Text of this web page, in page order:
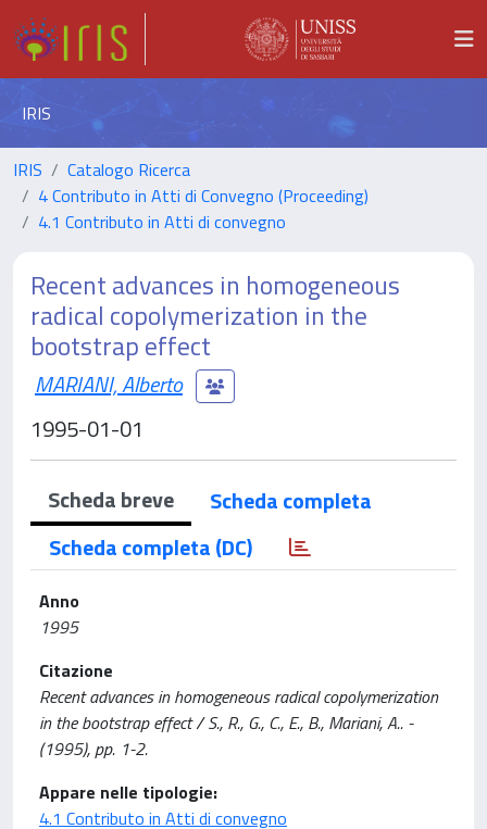
IRIS
IRIS
Catalogo Ricerca
4 Contributo in Atti di Convegno (Proceeding)
4.1 Contributo in Atti di convegno
Recent advances in homogeneous
radical copolymerization in the
bootstrap effect
MARIANI, Alberto
1995-01-01
Scheda breve
Scheda completa
Scheda completa (DC)
Anno
1995
Citazione
Recent advances in homogeneous radical copolymerization
in the bootstrap effect / S., R., G., C., E., B., Mariani, A.. -
(1995), pp. 1-2.
Appare nelle tipologie:
4.1 Contributo in Atti di convegno